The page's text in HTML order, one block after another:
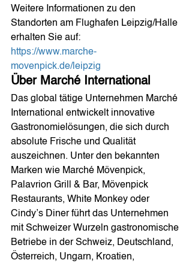
Weitere Informationen zu den
Standorten am Flughafen Leipzig/Halle
erhalten Sie auf:
https://www.marche-
movenpick.de/leipzig
Über Marché International
Das global tätige Unternehmen Marché
International entwickelt innovative
Gastronomielösungen, die sich durch
absolute Frische und Qualität
auszeichnen. Unter den bekannten
Marken wie Marché Mövenpick,
Palavrion Grill & Bar, Mövenpick
Restaurants, White Monkey oder
Cindy’s Diner führt das Unternehmen
mit Schweizer Wurzeln gastronomische
Betriebe in der Schweiz, Deutschland,
Österreich, Ungarn, Kroatien,